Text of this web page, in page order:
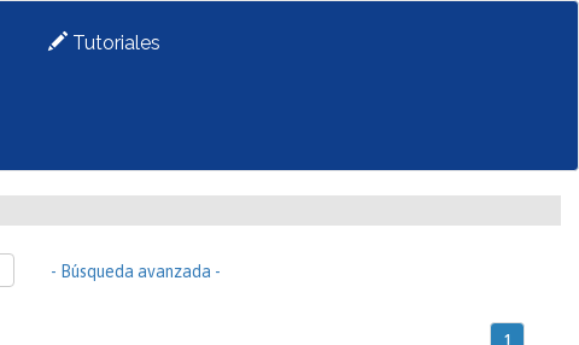
Tutoriales
- Búsqueda avanzada -
1